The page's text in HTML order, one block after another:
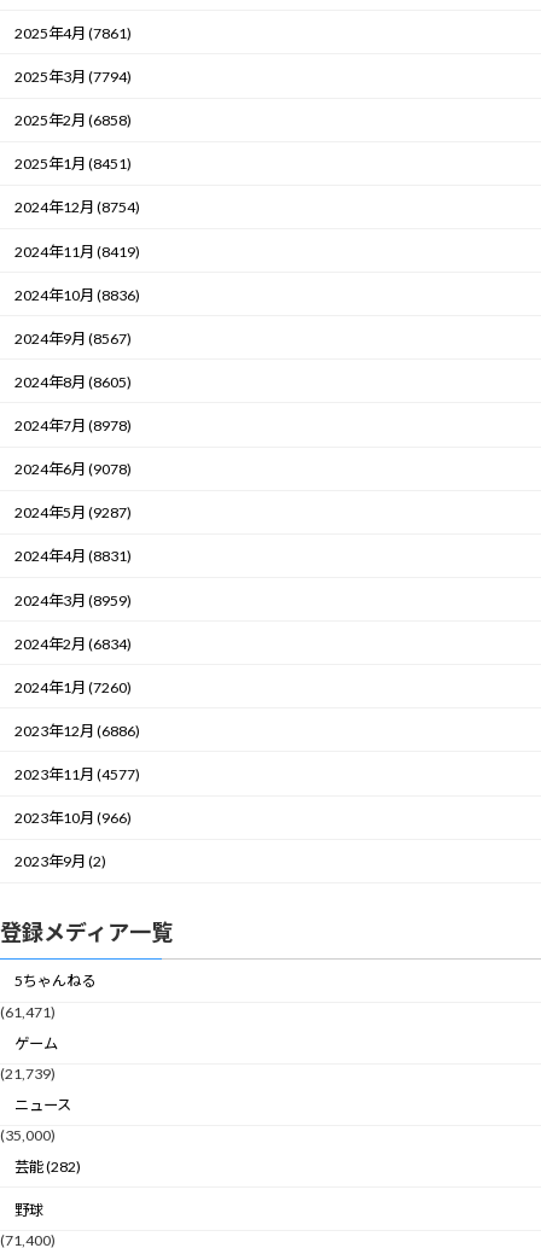
2025年4月 (7861)
2025年3月 (7794)
2025年2月 (6858)
2025年1月 (8451)
2024年12月 (8754)
2024年11月 (8419)
2024年10月 (8836)
2024年9月 (8567)
2024年8月 (8605)
2024年7月 (8978)
2024年6月 (9078)
2024年5月 (9287)
2024年4月 (8831)
2024年3月 (8959)
2024年2月 (6834)
2024年1月 (7260)
2023年12月 (6886)
2023年11月 (4577)
2023年10月 (966)
2023年9月 (2)
登録メディア一覧
5ちゃんねる
(61,471)
ゲーム
(21,739)
ニュース
(35,000)
芸能 (282)
野球
(71,400)